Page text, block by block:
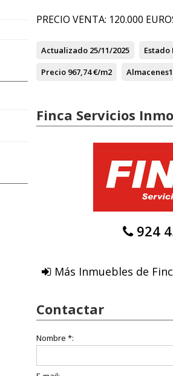
PRECIO VENTA: 120.000
Actualizado 25/11/2025 Estado
Precio 967,74 €/m2 Almacenes1
Finca Servicios
924
Más Inmuebles de
Contactar
Nombre *: